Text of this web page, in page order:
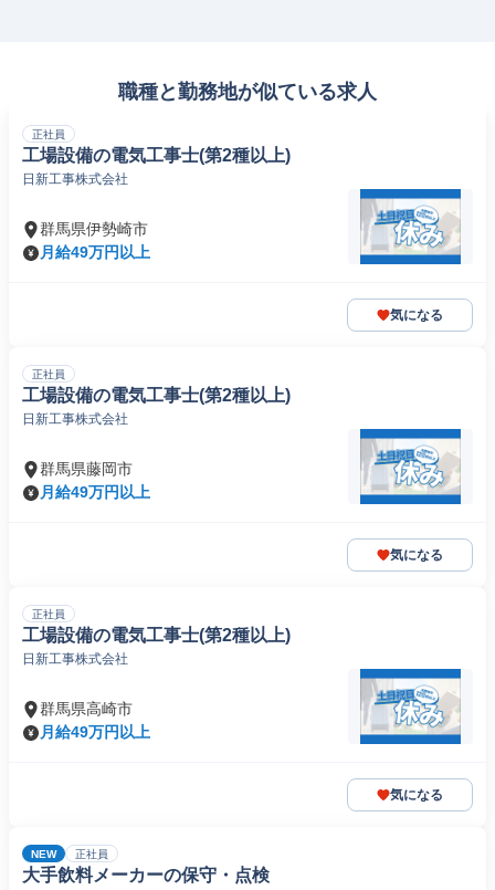
職種と勤務地が似ている求人
正社員
工場設備の電気工事士(第2種以上)
日新工事株式会社
群馬県伊勢崎市
月給49万円以上
気になる
正社員
工場設備の電気工事士(第2種以上)
日新工事株式会社
群馬県藤岡市
月給49万円以上
気になる
正社員
工場設備の電気工事士(第2種以上)
日新工事株式会社
群馬県高崎市
月給49万円以上
気になる
NEW 正社員
大手飲料メーカーの保守・点検